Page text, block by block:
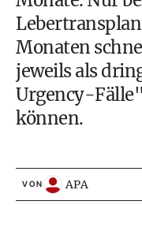
Monaten
jeweils als
Urgency-
können.
VON APA